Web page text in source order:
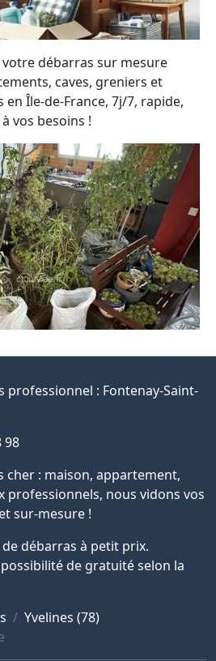
votre débarras sur mesure
caves, greniers et
Île-de-France, 7j/7, rapide,
vos besoins !
professionnel : Fontenay-Saint-
98
cher : maison, appartement,
professionnels, nous vidons vos
sur-mesure !
débarras à petit prix.
de gratuité selon la
Yvelines (78)